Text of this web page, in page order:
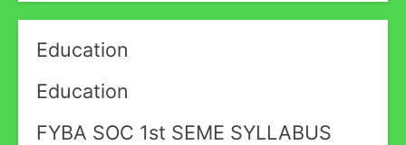
Education
Education
FYBA SOC 1st SEME SYLLABUS